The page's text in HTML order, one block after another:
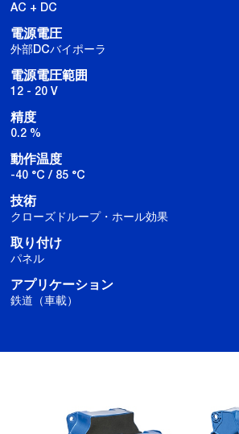
AC + DC
電源電圧
外部DCバイポーラ
電源電圧範囲
12 - 20 V
精度
0.2 %
動作温度
-40 °C / 85 °C
技術
クローズドループ・ホール効果
取り付け
パネル
アプリケーション
鉄道（車載）